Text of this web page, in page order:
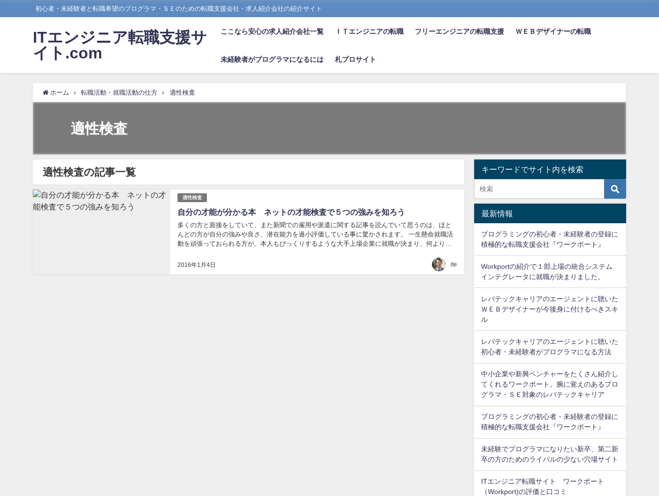
初心者・未経験者と転職希望のプログラマ・ＳＥのための転職支援会社・求人紹介会社の紹介サイト
ITエンジニア転職支援サ
イト.com
ここなら安心の求人紹介会社一覧 ＩＴエンジニアの転職 フリーエンジニアの転職支援 ＷＥＢデザイナーの転職
未経験者がプログラマになるには 札プロサイト
ホーム 転職活動・就職活動の仕方 適性検査
適性検査
適性検査の記事一覧
適性検査
自分の才能が分かる本 ネットの才能検査で５つの強みを知ろう
2016年1月4日
多くの方と面接をしていて、また新聞での雇用や派遣に関する記事を読んでいて思うのは、ほと
んどの方が自分の強みや良さ、潜在能力を過小評価している事に驚かされます。 一生懸命就職活
動を頑張っておられる方が、本人もびっくりするような大手上場企業に就職が決まり、何よりご
ite
キーワードでサイト内を検索
最新情報
プログラミングの初心者・未経験者の登録に
積極的な転職支援会社『ワークポート』
Workportの紹介で１部上場の統合システム
インテグレータに就職が決まりました。
レバテックキャリアのエージェントに聴いた
ＷＥＢデザイナーが今後身に付けるべきスキ
ル
レバテックキャリアのエージェントに聴いた
初心者・未経験者がプログラマになる方法
中小企業や新興ベンチャーをたくさん紹介し
てくれるワークポート。腕に覚えのあるプロ
グラマ・ＳＥ対象のレバテックキャリア
プログラミングの初心者・未経験者の登録に
積極的な転職支援会社『ワークポート』
未経験でプログラマになりたい新卒、第二新
卒の方のためのライバルの少ない穴場サイト
ITエンジニア転職サイト ワークポート
（Workport)の評価と口コミ